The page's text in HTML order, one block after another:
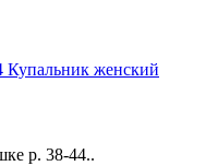
р. 38-44..